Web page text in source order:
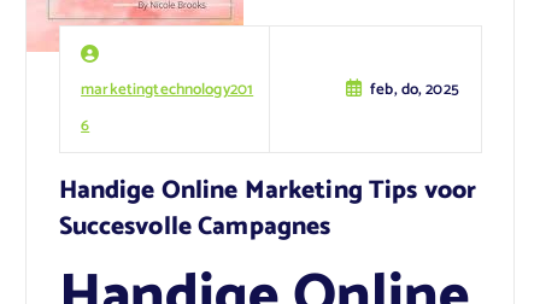
marketingtechnology201
6
feb, do, 2025
Handige Online Marketing Tips voor
Succesvolle Campagnes